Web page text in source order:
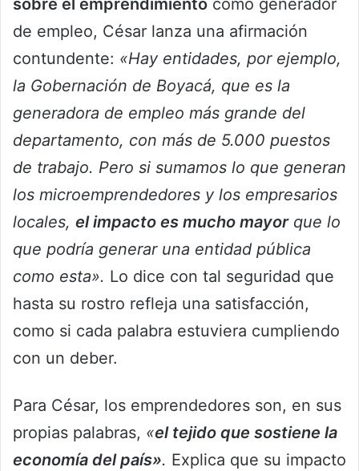
sobre el emprendimiento como generador
de empleo, César lanza una afirmación
contundente: «Hay entidades, por ejemplo,
la Gobernación de Boyacá, que es la
generadora de empleo más grande del
departamento, con más de 5.000 puestos
de trabajo. Pero si sumamos lo que generan
los microemprendedores y los empresarios
locales, el impacto es mucho mayorque lo
que podría generar una entidad pública
como esta». Lo dice con tal seguridad que
hasta su rostro refleja una satisfacción,
como si cada palabra estuviera cumpliendo
con un deber.
Para César, los emprendedores son, en sus
propias palabras, «el tejido que sostiene la
economía del país». Explica que su impacto